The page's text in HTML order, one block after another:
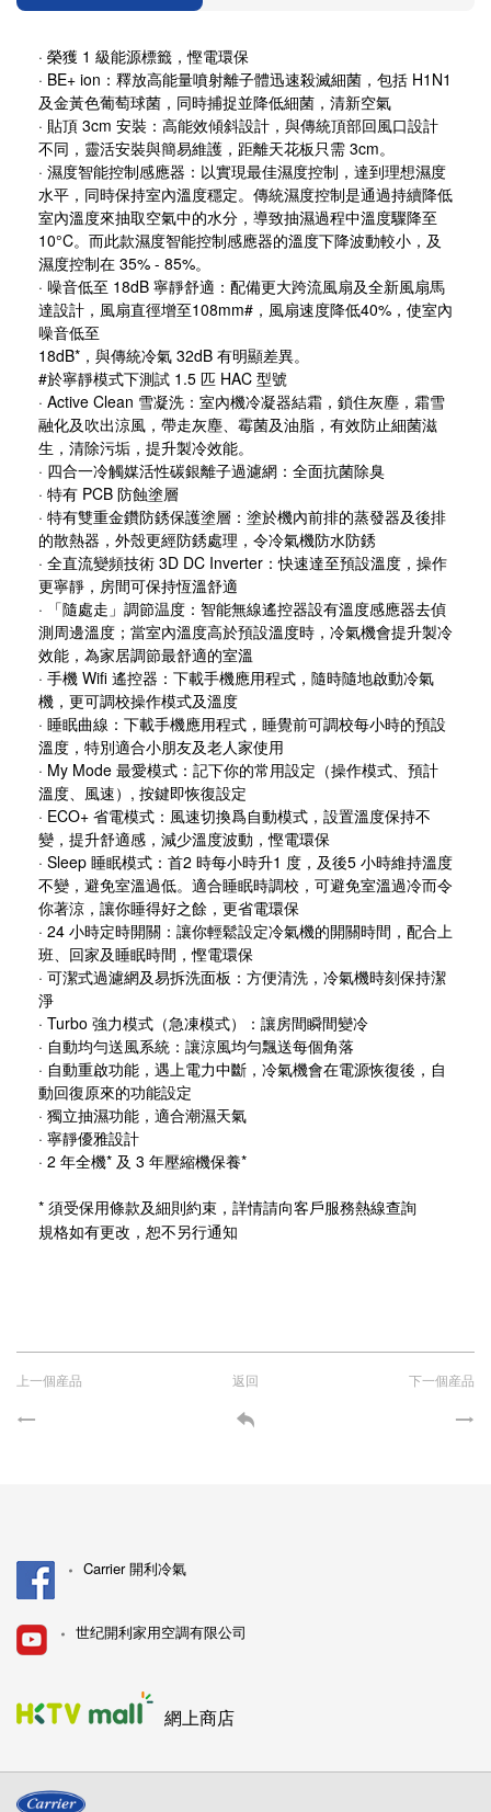
· 榮獲 1 級能源標籤，慳電環保
· BE+ ion： 釋放高能量噴射離子體迅速殺滅細菌，包括 H1N1
及金黃色葡萄球菌 ， 同時捕捉並降低細菌，清新空氣
· 貼頂 3cm 安裝：高能效傾斜設計，與傳統頂部回風口設計
不同，靈活安裝與簡易維護，距離天花板只需 3cm。
· 濕度智能控制感應器 ：以實現最佳濕度控制，達到理想濕度
水平，同時保持室內溫度穩定。傳統濕度控制是通過持續降低
室內溫度來抽取空氣中的水分，導致抽濕過程中溫度驟降至
10°C。而此款濕度智能控制感應器的溫度下降波動較小，及
濕度控制在 35% - 85%。
· 噪音低至 18dB 寧靜舒適：配備更大跨流風扇及全新風扇馬
達設計，風扇直徑增至108mm#，風扇速度降低40%，使室內
噪音低至
18dB*，與傳統冷氣 32dB 有明顯差異。
#於寧靜模式下測試 1.5 匹 HAC 型號
· Active Clean 雪凝洗：室內機冷凝器結霜，鎖住灰塵，霜雪
融化及吹出涼風，帶走灰塵、霉菌及油脂，有效防止細菌滋
生，清除污垢，提升製冷效能。
· 四合一冷觸媒活性碳銀離子過濾網：全面抗菌除臭
· 特有 PCB 防蝕塗層
· 特有雙重金鑽防銹保護塗層 ： 塗於機內前排的蒸發器及後排
的散熱器，外殼更經防銹處理，令冷氣機防水防銹
· 全直流變頻技術 3D DC Inverter：快速達至預設溫度，操作
更寧靜，房間可保持恆溫舒適
· 「隨處走」調節温度：智能無線遙控器設有溫度感應器去偵
測周邊溫度；當室內溫度高於預設溫度時，冷氣機會提升製冷
效能，為家居調節最舒適的室溫
· 手機 Wifi 遙控器：下載手機應用程式，隨時隨地啟動冷氣
機，更可調校操作模式及溫度
· 睡眠曲線：下載手機應用程式，睡覺前可調校每小時的預設
溫度，特別適合小朋友及老人家使用
· My Mode 最愛模式：記下你的常用設定（操作模式、預計
溫度、風速）, 按鍵即恢復設定
· ECO+ 省電模式：風速切換爲自動模式，設置溫度保持不
變，提升舒適感，減少溫度波動，慳電環保
· Sleep 睡眠模式：首2 時每小時升1 度，及後5 小時維持溫度
不變，避免室溫過低。適合睡眠時調校，可避免室溫過冷而令
你著涼，讓你睡得好之餘，更省電環保
· 24 小時定時開關：讓你輕鬆設定冷氣機的開關時間，配合上
班、回家及睡眠時間，慳電環保
· 可潔式過濾網及易拆洗面板：方便清洗，冷氣機時刻保持潔
淨
· Turbo 強力模式（急凍模式）：讓房間瞬間變冷
· 自動均勻送風系統：讓涼風均勻飄送每個角落
· 自動重啟功能，遇上電力中斷，冷氣機會在電源恢復後，自
動回復原來的功能設定
· 獨立抽濕功能，適合潮濕天氣
· 寧靜優雅設計
· 2 年全機* 及 3 年壓縮機保養*
* 須受保用條款及細則約束，詳情請向客戶服務熱線查詢
規格如有更改，恕不另行通知
上一個産品 返回 下一個産品
Carrier 開利冷氣
世纪開利家用空調有限公司
網上商店